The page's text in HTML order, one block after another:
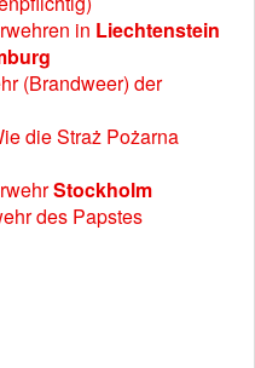
in Liechtenstein
(Brandweer) der
die Straż Pożarna
Stockholm
des Papstes